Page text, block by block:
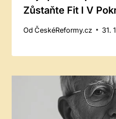
Zůstaňte Fit I V
Od ČeskéReformy.cz 31.